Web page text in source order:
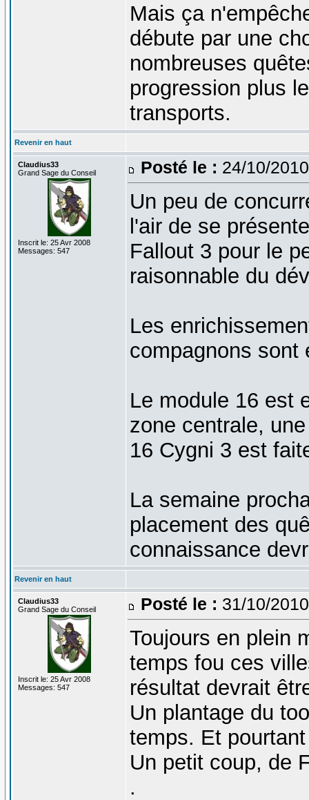
Mais ça
débute par une
nombreuses
progression plus
transports.
Revenir en haut
Claudius33
Grand Sage du Conseil
Inscrit le: 25 Avr 2008
Messages: 547
Posté le : 24/10/
Un peu de
l'air de se
Fallout 3 pour le
raisonnable du
Les
compagnons sont
Le module 16 est
zone centrale,
16 Cygni 3 est
La semaine
placement des
connaissance
Revenir en haut
Claudius33
Grand Sage du Conseil
Inscrit le: 25 Avr 2008
Messages: 547
Posté le : 31/10/
Toujours en plein
temps fou ces
résultat devrait
Un plantage du
temps. Et
Un petit coup, de
.